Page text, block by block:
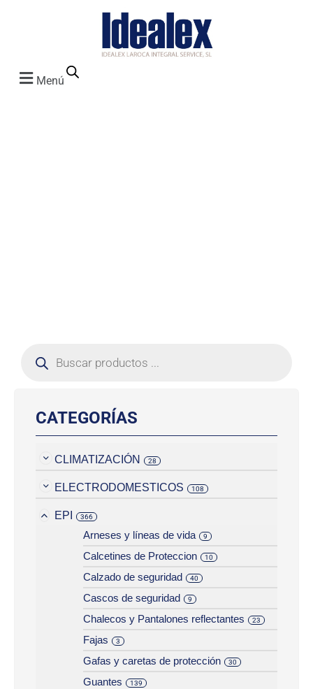
Menú
CATEGORÍAS
CLIMATIZACIÓN 28
ELECTRODOMESTICOS 108
EPI 366
Arneses y líneas de vida 9
Calcetines de Proteccion 10
Calzado de seguridad 40
Cascos de seguridad 9
Chalecos y Pantalones reflectantes 23
Fajas 3
Gafas y caretas de protección 30
Guantes 139